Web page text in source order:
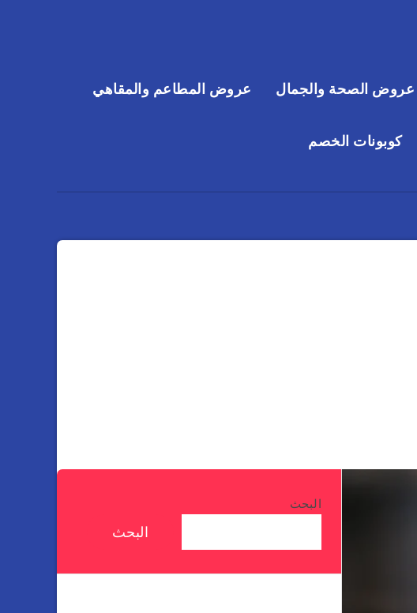
عروض الصحة والجمال عروض المطاعم والمقاهي
كوبونات الخصم
البحث
البحث